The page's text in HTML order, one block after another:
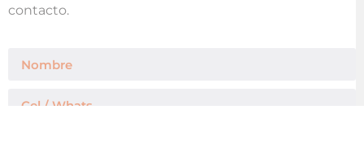
contacto.